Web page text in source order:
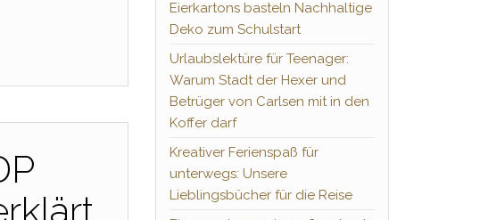
Eierkartons basteln Nachhaltige
Deko zum Schulstart
Urlaubslektüre für Teenager:
Warum Stadt der Hexer und
Betrüger von Carlsen mit in den
Koffer darf
Kreativer Ferienspaß für
unterwegs: Unsere
Lieblingsbücher für die Reise